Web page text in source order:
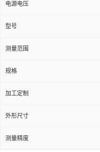
电源电压
型号
测量范围
规格
加工定制
外形尺寸
测量精度